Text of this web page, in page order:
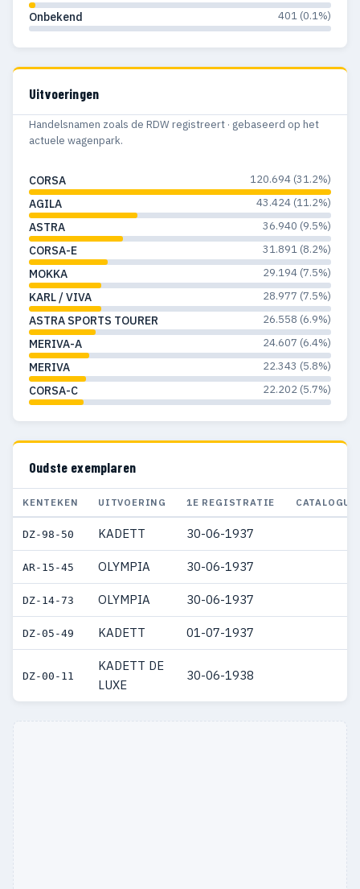
1965 40
1964 70 31
1962 77 39
1960 20
1959 40 23
1958 16
1957 58 26
1956 48 23
1955 22
1954 33 23
1952 50 32
1950 8 8
1938
Onbekend 401 (0.1%)
Uitvoeringen
Handelsnamen zoals de RDW registreert · gebaseerd op het
actuele wagenpark.
CORSA 120.694 (31.2%)
AGILA 43.424 (11.2%)
ASTRA 36.940 (9.5%)
CORSA-E 31.891 (8.2%)
MOKKA 29.194 (7.5%)
KARL / VIVA 28.977 (7.5%)
ASTRA SPORTS TOURER 26.558 (6.9%)
MERIVA-A 24.607 (6.4%)
MERIVA 22.343 (5.8%)
CORSA-C 22.202 (5.7%)
Oudste exemplaren
KENTEKEN UITVOERING 1E REGISTRATIE
DZ-98-50 KADETT 30-06-1937
AR-15-45 OLYMPIA 30-06-1937
DZ-14-73 OLYMPIA 30-06-1937
DZ-05-49 KADETT 01-07-1937
DZ-00-11
KADETT DE
LUXE
30-06-1938